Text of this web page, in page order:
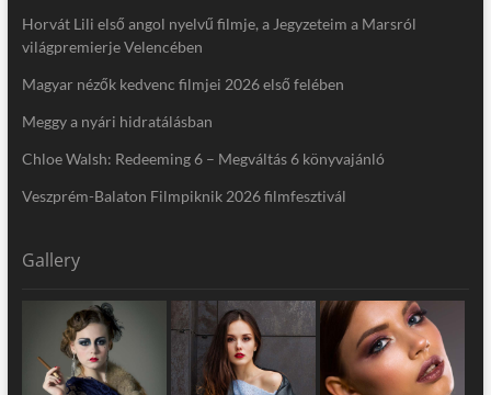
Horvát Lili első angol nyelvű filmje, a Jegyzeteim a Marsról
világpremierje Velencében
Magyar nézők kedvenc filmjei 2026 első felében
Meggy a nyári hidratálásban
Chloe Walsh: Redeeming 6 – Megváltás 6 könyvajánló
Veszprém-Balaton Filmpiknik 2026 filmfesztivál
Gallery